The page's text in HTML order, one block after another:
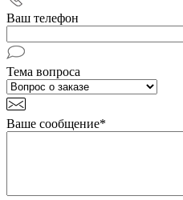
Ваш телефон
Тема вопроса
Ваше сообщение*